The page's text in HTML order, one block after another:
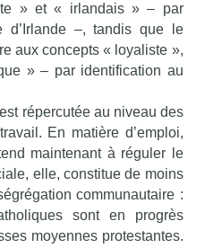
» et « irlandais » – par
d’Irlande –, tandis que le
aux concepts « loyaliste »,
» – par identification au
répercutée au niveau des
En matière d’emploi,
maintenant à réguler le
elle, constitue de moins
communautaire :
sont en progrès
moyennes protestantes.